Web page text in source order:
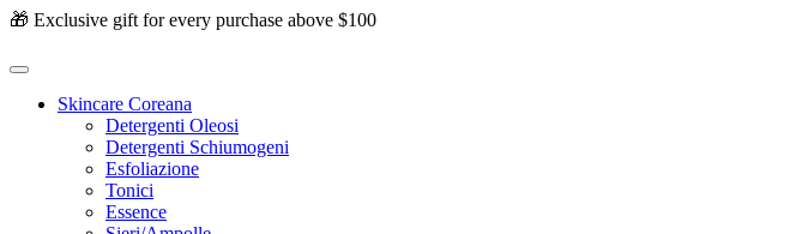
🎁 Exclusive gift for every purchase above $100
Skincare Coreana
Detergenti Oleosi
Detergenti Schiumogeni
Esfoliazione
Tonici
Essence